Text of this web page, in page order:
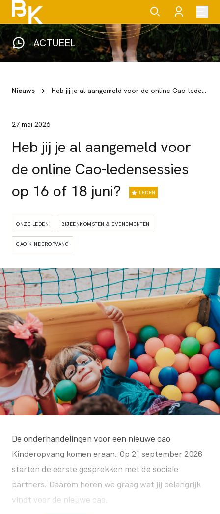
ACTUEEL
Nieuws Heb jij je al aangemeld voor de online Cao-ledensessies op 16 of 18 juni?
27 mei 2026
Heb jij je al aangemeld voor
de online Cao-ledensessies
op 16 of 18 juni?
LEDEN
ONZE LEDEN BIJEENKOMSTEN & EVENEMENTEN
CAO KINDEROPVANG
De onderhandelingen voor een nieuwe cao
Kinderopvang komen eraan. Op 21 september 2026
starten de eerste gesprekken met de sociale
partners. Daarom horen we graag wat jij belangrijk
vindt voor de nieuwe cao.